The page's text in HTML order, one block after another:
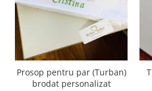
Prosop pentru par (Turban)
brodat personalizat